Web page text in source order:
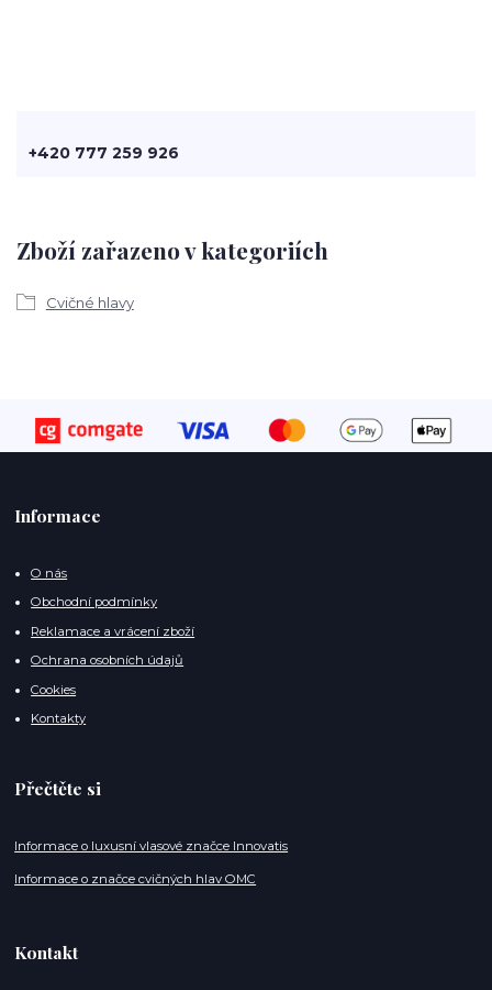
Zboží zařazeno v kategoriích
Cvičné hlavy
+420 777 259 926
Informace
O nás
Obchodní podmínky
Reklamace a vrácení zboží
Ochrana osobních údajů
Cookies
Kontakty
Přečtěte si
Informace o luxusní vlasové značce Innovatis
Informace o značce cvičných hlav OMC
Kontakt